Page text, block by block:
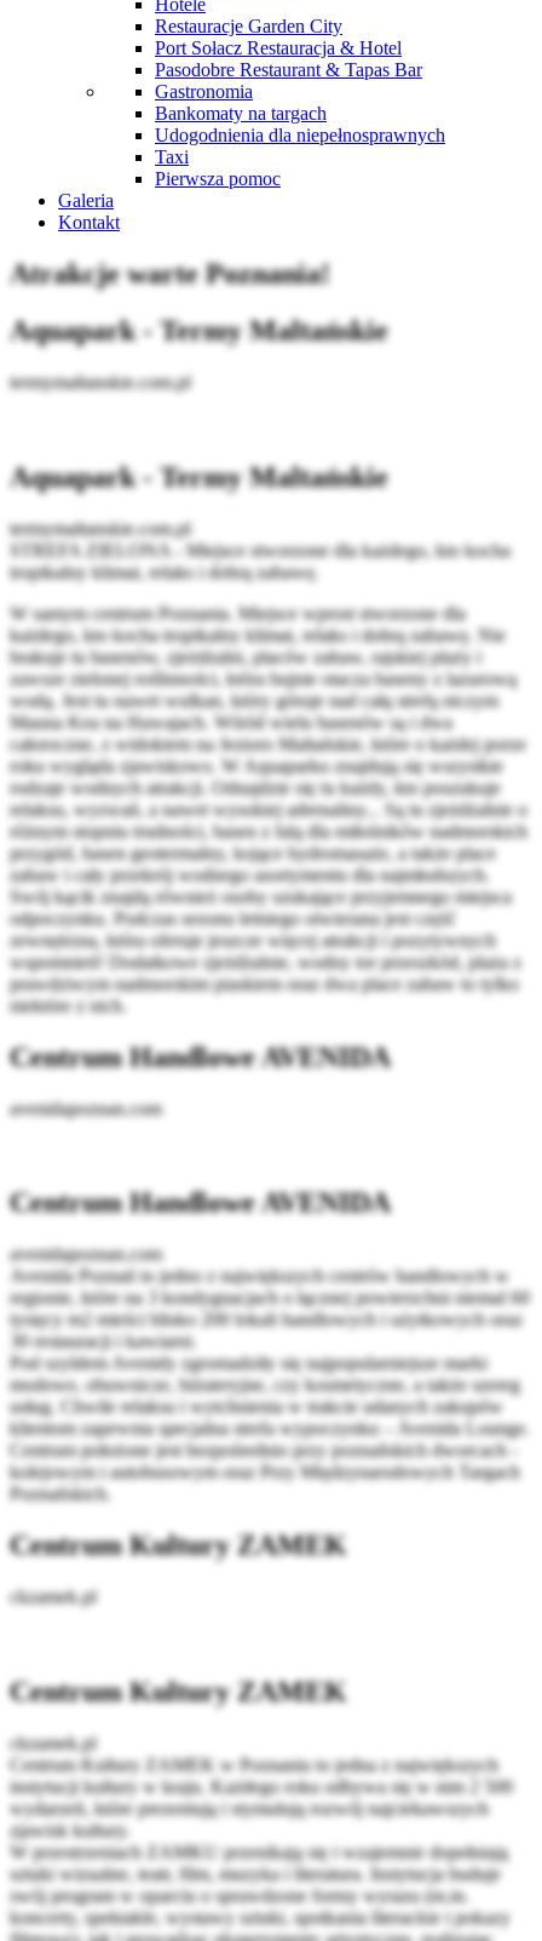
Hotele
Restauracje Garden City
Port Sołacz Restauracja & Hotel
Pasodobre Restaurant & Tapas Bar
Gastronomia
Bankomaty na targach
Udogodnienia dla niepełnosprawnych
Taxi
Pierwsza pomoc
Galeria
Kontakt
Atrakcje warte Poznania!
Aquapark - Termy Maltańskie
termymaltanskie.com.pl
Aquapark - Termy Maltańskie
termymaltanskie.com.pl
STREFA ZIELONA - Miejsce stworzone dla każdego, kto kocha
tropikalny klimat, relaks i dobrą zabawę.
W samym centrum Poznania. Miejsce wprost stworzone dla
każdego, kto kocha tropikalny klimat, relaks i dobrą zabawę. Nie
brakuje tu basenów, zjeżdżalni, placów zabaw, rajskiej plaży i
zawsze zielonej roślinności, która bujnie otacza baseny z lazurową
wodą. Jest tu nawet wulkan, który góruje nad całą strefą niczym
Mauna Kea na Hawajach. Wśród wielu basenów są i dwa
całoroczne, z widokiem na Jezioro Maltańskie, które o każdej porze
roku wygląda zjawiskowo. W Aquaparku znajdują się wszystkie
rodzaje wodnych atrakcji. Odnajdzie się tu każdy, kto poszukuje
relaksu, wyzwań, a nawet wysokiej adrenaliny... Są tu zjeżdżalnie o
różnym stopniu trudności, basen z falą dla miłośników nadmorskich
przygód, basen geotermalny, kojące hydromasaże, a także place
zabaw i cały przekrój wodnego asortymentu dla najmłodszych.
Swój kącik znajdą również osoby szukające przyjemnego miejsca
odpoczynku. Podczas sezonu letniego otwierana jest część
zewnętrzna, która oferuje jeszcze więcej atrakcji i pozytywnych
wspomnień! Dodatkowe zjeżdżalnie, wodny tor przeszkód, plaża z
prawdziwym nadmorskim piaskiem oraz dwa place zabaw to tylko
niektóre z nich.
Centrum Handlowe AVENIDA
avenidapoznan.com
Centrum Handlowe AVENIDA
avenidapoznan.com
Avenida Poznań to jedno z największych centrów handlowych w
regionie, które na 3 kondygnacjach o łącznej powierzchni niemal 60
tysięcy m2 mieści blisko 200 lokali handlowych i użytkowych oraz
30 restauracji i kawiarni.
Pod szyldem Avenidy zgromadziły się najpopularniejsze marki
modowe, obuwnicze, biżuteryjne, czy kosmetyczne, a także szereg
usług. Chwile relaksu i wytchnienia w trakcie udanych zakupów
klientom zapewnia specjalna strefa wypoczynku – Avenida Lounge.
Centrum położone jest bezpośrednio przy poznańskich dworcach -
kolejowym i autobusowym oraz Przy Międzynarodowych Targach
Poznańskich.
Centrum Kultury ZAMEK
ckzamek.pl
Centrum Kultury ZAMEK
ckzamek.pl
Centrum Kultury ZAMEK w Poznaniu to jedna z największych
instytucji kultury w kraju. Każdego roku odbywa się w nim 2 500
wydarzeń, które prezentują i stymulują rozwój najciekawszych
zjawisk kultury.
W przestrzeniach ZAMKU przenikają się i wzajemnie dopełniają
sztuki wizualne, teatr, film, muzyka i literatura. Instytucja buduje
swój program w oparciu o sprawdzone formy wyrazu (m.in.
koncerty, spektakle, wystawy sztuki, spotkania literackie i pokazy